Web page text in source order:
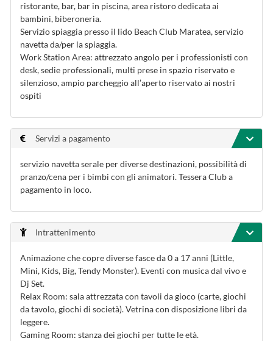
ristorante, bar, bar in piscina, area ristoro dedicata ai
bambini, biberoneria.
Servizio spiaggia presso il lido Beach Club Maratea, servizio
navetta da/per la spiaggia.
Work Station Area: attrezzato angolo per i professionisti con
desk, sedie professionali, multi prese in spazio riservato e
silenzioso, ampio parcheggio all’aperto riservato ai nostri
ospiti
Servizi a pagamento
servizio navetta serale per diverse destinazioni, possibilità di
pranzo/cena per i bimbi con gli animatori. Tessera Club a
pagamento in loco.
Intrattenimento
Animazione che copre diverse fasce da 0 a 17 anni (Little,
Mini, Kids, Big, Tendy Monster). Eventi con musica dal vivo e
Dj Set.
Relax Room: sala attrezzata con tavoli da gioco (carte, giochi
da tavolo, giochi di società). Vetrina con disposizione libri da
leggere.
Gaming Room: stanza dei giochi per tutte le età.